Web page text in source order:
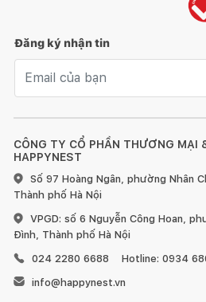
phổ biến tại Hàn Quốc bởi đặc tính
uốn cong theo mong muốn.
gỗ nguyên tấm đã qua xử lý chống
gỗ đẹp và chắc chắn.
Phần chân sofa cũng sử dụng bằng
CÔNG TY CỔ PHẦN THƯƠNG MẠI
HAPPYNEST
Số 97 Hoàng Ngân, phường Nhân
Thành phố Hà Nội
VPGD: số 6 Nguyễn Công Hoan,
Đình, Thành phố Hà Nội
024 2280 6688
Hotline: 0934
info@happynest.vn
Đăng ký nhận tin